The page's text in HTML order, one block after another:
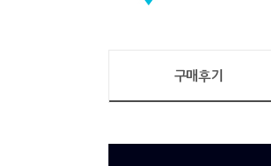
구매후기